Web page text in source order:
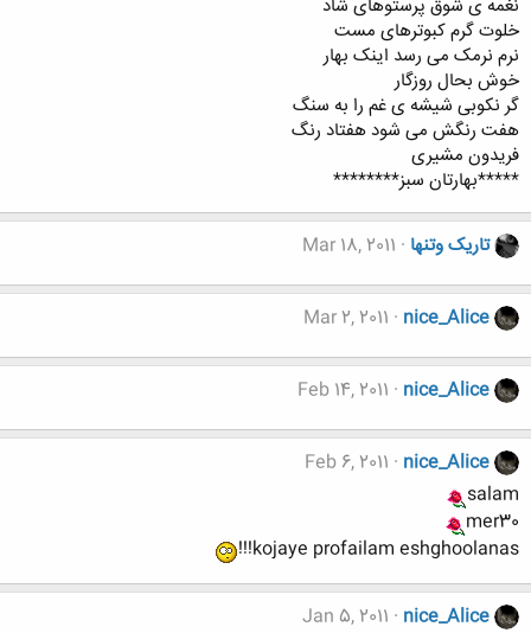
نغمه ی شوق پرستوهای شاد
خلوت گرم کبوترهای مست
نرم نرمک می رسد اینک بهار
خوش بحال روزگار
گر نکوبی شیشه ی غم را به سنگ
هفت رنگش می شود هفتاد رنگ
فریدون مشیری
*****بهارتان سبز********
تاریک وتنها Mar 18, 2011
nice_Alice
Mar 2, 2011
nice_Alice
Feb 14, 2011
nice_Alice
Feb 6, 2011
salam
mer30
kojaye profailam eshghoolanas!!!
nice_Alice
Jan 5, 2011